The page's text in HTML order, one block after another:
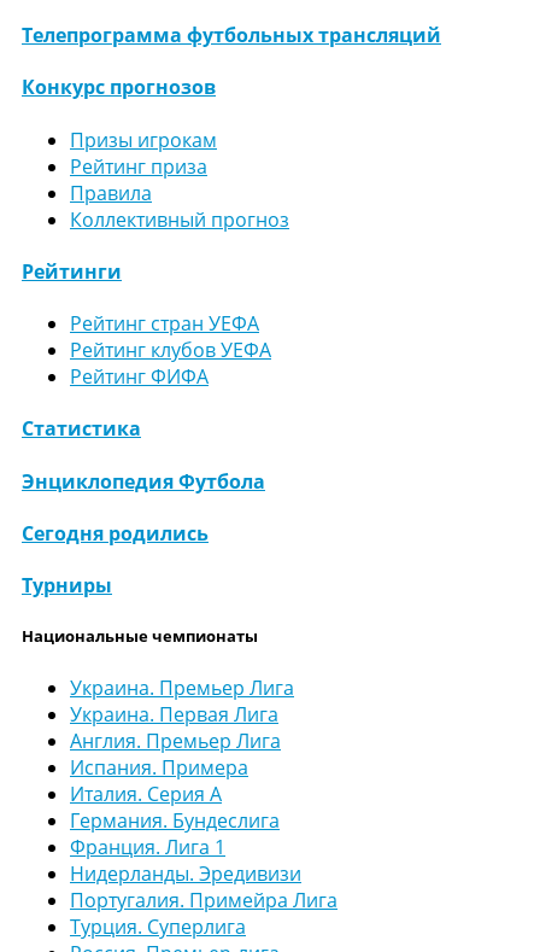
Телепрограмма футбольных трансляций
Конкурс прогнозов
Призы игрокам
Рейтинг приза
Правила
Коллективный прогноз
Рейтинги
Рейтинг стран УЕФА
Рейтинг клубов УЕФА
Рейтинг ФИФА
Статистика
Энциклопедия Футбола
Сегодня родились
Турниры
Национальные чемпионаты
Украина. Премьер Лига
Украина. Первая Лига
Англия. Премьер Лига
Испания. Примера
Италия. Серия А
Германия. Бундеслига
Франция. Лига 1
Нидерланды. Эредивизи
Португалия. Примейра Лига
Турция. Суперлига